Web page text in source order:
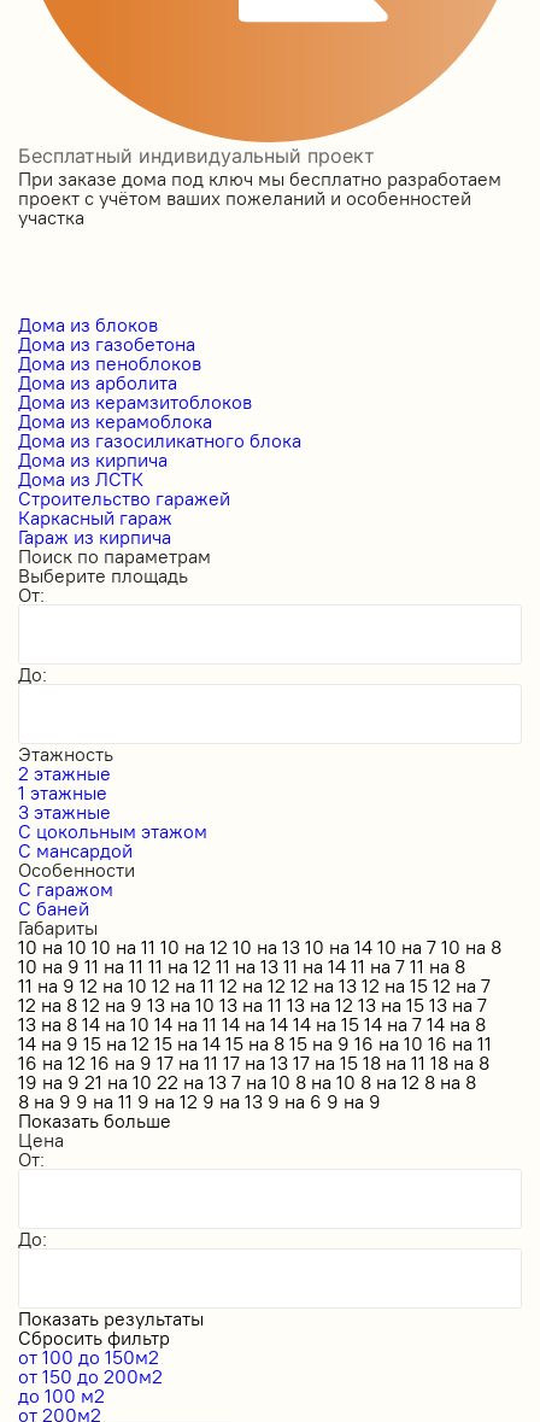
Бесплатный индивидуальный проект
При заказе дома под ключ мы бесплатно разработаем
проект с учётом ваших пожеланий и особенностей
участка
Дома из блоков
Дома из газобетона
Дома из пеноблоков
Дома из арболита
Дома из керамзитоблоков
Дома из керамоблока
Дома из газосиликатного блока
Дома из кирпича
Дома из ЛСТК
Строительство гаражей
Каркасный гараж
Гараж из кирпича
Поиск по параметрам
Выберите площадь
От:
До:
Этажность
2 этажные
1 этажные
3 этажные
С цокольным этажом
С мансардой
Особенности
С гаражом
С баней
Габариты
10 на 10 10 на 11 10 на 12 10 на 13 10 на 14 10 на 7 10 на 8
10 на 9 11 на 11 11 на 12 11 на 13 11 на 14 11 на 7 11 на 8
11 на 9 12 на 10 12 на 11 12 на 12 12 на 13 12 на 15 12 на 7
12 на 8 12 на 9 13 на 10 13 на 11 13 на 12 13 на 15 13 на 7
13 на 8 14 на 10 14 на 11 14 на 14 14 на 15 14 на 7 14 на 8
14 на 9 15 на 12 15 на 14 15 на 8 15 на 9 16 на 10 16 на 11
16 на 12 16 на 9 17 на 11 17 на 13 17 на 15 18 на 11 18 на 8
19 на 9 21 на 10 22 на 13 7 на 10 8 на 10 8 на 12 8 на 8
8 на 9 9 на 11 9 на 12 9 на 13 9 на 6 9 на 9
Показать больше
Цена
От:
До:
Показать результаты
Сбросить фильтр
от 100 до 150м2
от 150 до 200м2
до 100 м2
от 200м2